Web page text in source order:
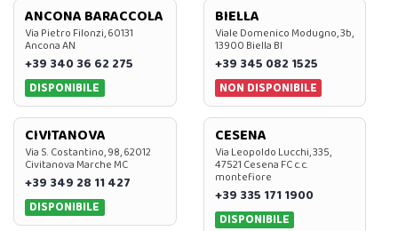
ANCONA BARACCOLA
Via Pietro Filonzi, 60131
Ancona AN
+39 340 36 62 275
DISPONIBILE
BIELLA
Viale Domenico Modugno, 3b,
13900 Biella BI
+39 345 082 1525
NON DISPONIBILE
CIVITANOVA
Via S. Costantino, 98, 62012
Civitanova Marche MC
+39 349 28 11 427
DISPONIBILE
CESENA
Via Leopoldo Lucchi, 335,
47521 Cesena FC c.c.
montefiore
+39 335 171 1900
DISPONIBILE